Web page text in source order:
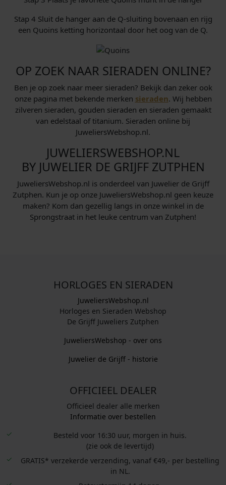
Stap 4 Sluit de hanger aan de Q-sluiting bovenaan en rijg
een Quoins ketting horizontaal door het oog van de Q.
OP ZOEK NAAR SIERADEN ONLINE?
Ben je op zoek naar meer sieraden? Bekijk dan zeker ook
onze pagina met bekende merken sieraden. Wij hebben
zilveren sieraden, gouden sieraden en sieraden gemaakt
van edelstaal of titanium. Sieraden online bij
JuweliersWebshop.nl.
JUWELIERSWEBSHOP.NL
BY JUWELIER DE GRIJFF ZUTPHEN
JuweliersWebshop.nl is onderdeel van Juwelier de Grijff
Zutphen. Kun je op onze JuweliersWebshop.nl geen keuze
maken? Kom dan gezellig langs in onze winkel in de
Sprongstraat in het leuke centrum van Zutphen!
HORLOGES EN SIERADEN
JuweliersWebshop.nl
Horloges en Sieraden Webshop
De Grijff Juweliers Zutphen
JuweliersWebshop - over ons
Juwelier de Grijff - historie
OFFICIEEL DEALER
Officieel dealer alle merken
Informatie over bestellen
Besteld voor 16:30 uur, morgen in huis.
(zie ook de levertijd)
GRATIS* verzekerde verzending, vanaf €49,- per bestelling
in NL.